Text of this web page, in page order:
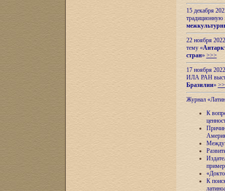
15 декабря
22 ноября
тему «
стран» >>>
17 ноября
ИЛА РАН
Бразилии»
Журнал
К
К